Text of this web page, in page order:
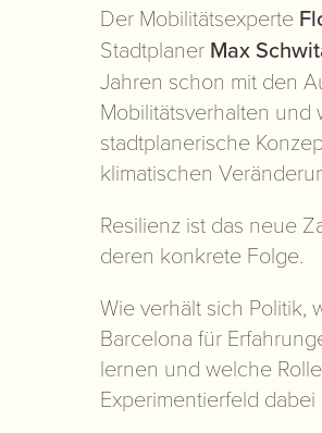
Der Mobilitätsexperte
Stadtplaner Max
Jahren schon mit den
Mobilitätsverhalten
stadtplanerische
klimatischen
Resilienz ist das neue
deren konkrete Folge.
Wie verhält sich Politik,
Barcelona für
lernen und welche
Experimentierfeld dabei